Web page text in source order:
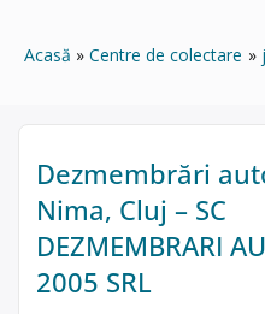
Acasă Centre de colectare
Dezmembrări
Nima, Cluj – SC
DEZMEMBRARI
2005 SRL